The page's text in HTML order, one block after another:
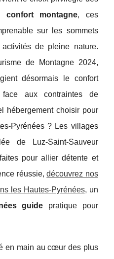
confort montagne, ces
sur les sommets
de pleine nature.
de Montagne 2024,
désormais le confort
face aux contraintes de
hébergement choisir pour
Pyrénées ? Les villages
de Luz-Saint-Sauveur
pour allier détente et
réussie,découvrez nos
les Hautes-Pyrénées, un
guide pratique pour
en main au cœur des plus